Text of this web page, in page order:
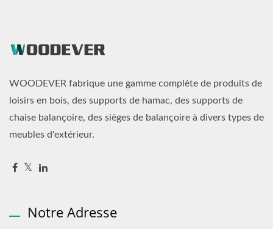
WOODEVER fabrique une gamme complète de produits de
loisirs en bois, des supports de hamac, des supports de
chaise balançoire, des sièges de balançoire à divers types de
meubles d'extérieur.
Notre Adresse